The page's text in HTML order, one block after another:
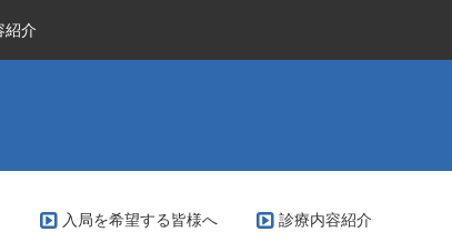
紹介
入局を希望する皆様へ
診療内容紹介